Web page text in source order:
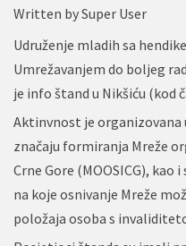
Written bySuper User
Udruženje mladih sa
Umrežavanjem do boljeg
je info štand u Nikšiću (kod
Aktinvnost je
značaju formiranja Mreže
Crne Gore (MOOSICG),
na koje osnivanje Mreže
položaja osoba s